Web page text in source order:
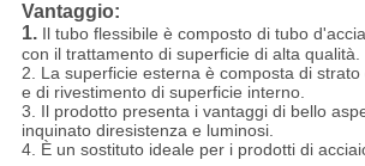
Vantaggio:
1. Il tubo flessibile è composto di tubo
con il trattamento di superficie di alta qualità.
2. La superficie esterna è composta di
e di rivestimento di superficie interno.
3. Il prodotto presenta i vantaggi di bello
inquinato diresistenza e luminosi.
4. È un sostituto ideale per i prodotti di